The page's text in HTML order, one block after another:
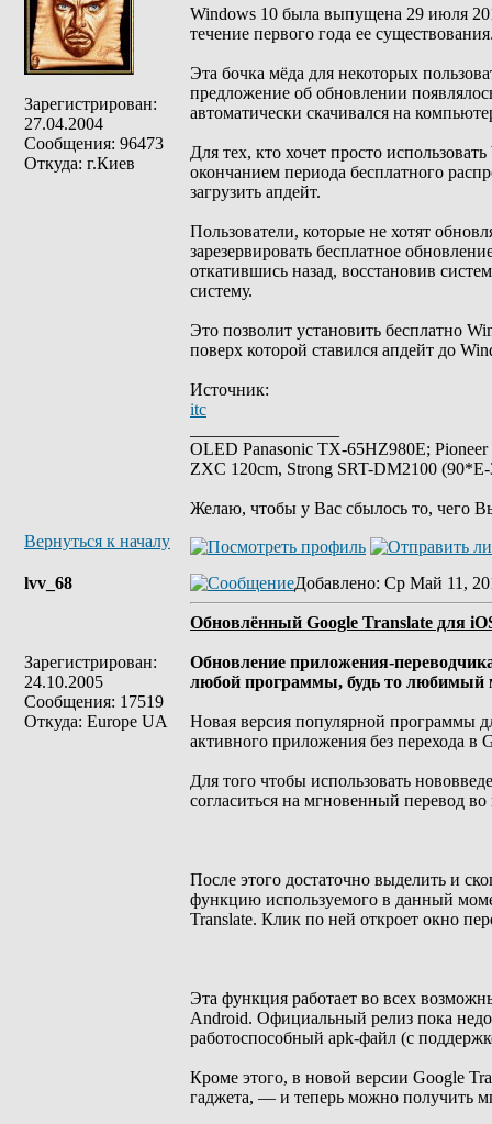
Зарегистрирован:
27.04.2004
Сообщения: 96473
Откуда: г.Киев
Windows 10 была выпущена 29 июля
течение первого года ее
Эта бочка мёда для некоторых
предложение об обновлении
автоматически скачивался на
Для тех, кто хочет просто
окончанием периода бесплатного
загрузить апдейт.
Пользователи, которые не хотят
зарезервировать бесплатное
откатившись назад, восстановив
систему.
Это позволит установить бесплатно
поверх которой ставился апдейт до
Источник:
itc
OLED Panasonic TX-65HZ980E;
ZXC 120cm, Strong SRT-DM2100
Желаю, чтобы у Вас сбылось то, чего
Вернуться к началу
lvv_68
Зарегистрирован:
24.10.2005
Сообщения: 17519
Откуда: Europe UA
Добавлено: Ср Май 11,
Обновлённый Google Translate для
Обновление приложения-
любой программы, будь то любимый
Новая версия популярной программы
активного приложения без перехода в
Для того чтобы использовать
согласиться на мгновенный перевод
После этого достаточно выделить и
функцию используемого в данный
Translate. Клик по ней откроет окно
Эта функция работает во всех
Android. Официальный релиз пока
работоспособный apk-файл (с
Кроме этого, в новой версии Google
гаджета, — и теперь можно получить